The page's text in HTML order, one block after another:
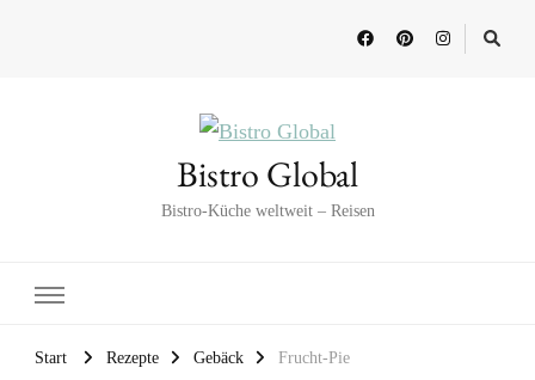
Bistro Global
Bistro-Küche weltweit – Reisen
Start Rezepte Gebäck Frucht-Pie